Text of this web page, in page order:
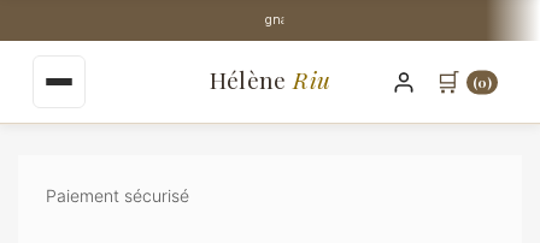
contenu
Stock Perpignan centre-ville
🛒 (0)
Hélène Riu
Paiement sécurisé